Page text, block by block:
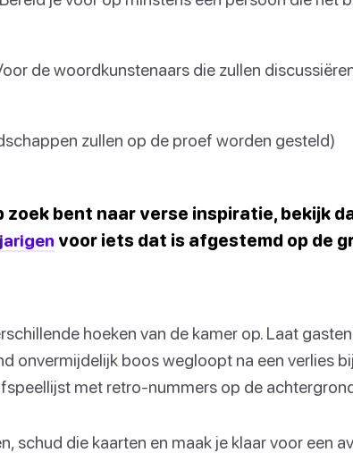
de woordkunstenaars die zullen
zullen op de proef worden gesteld)
zoek bent naar verse inspiratie, bekijk
voor iets dat is afgestemd op de
hoeken van de kamer op. Laat
onvermijdelijk boos wegloopt na een verlies
met retro-nummers op de
schud die kaarten en maak je klaar voor een